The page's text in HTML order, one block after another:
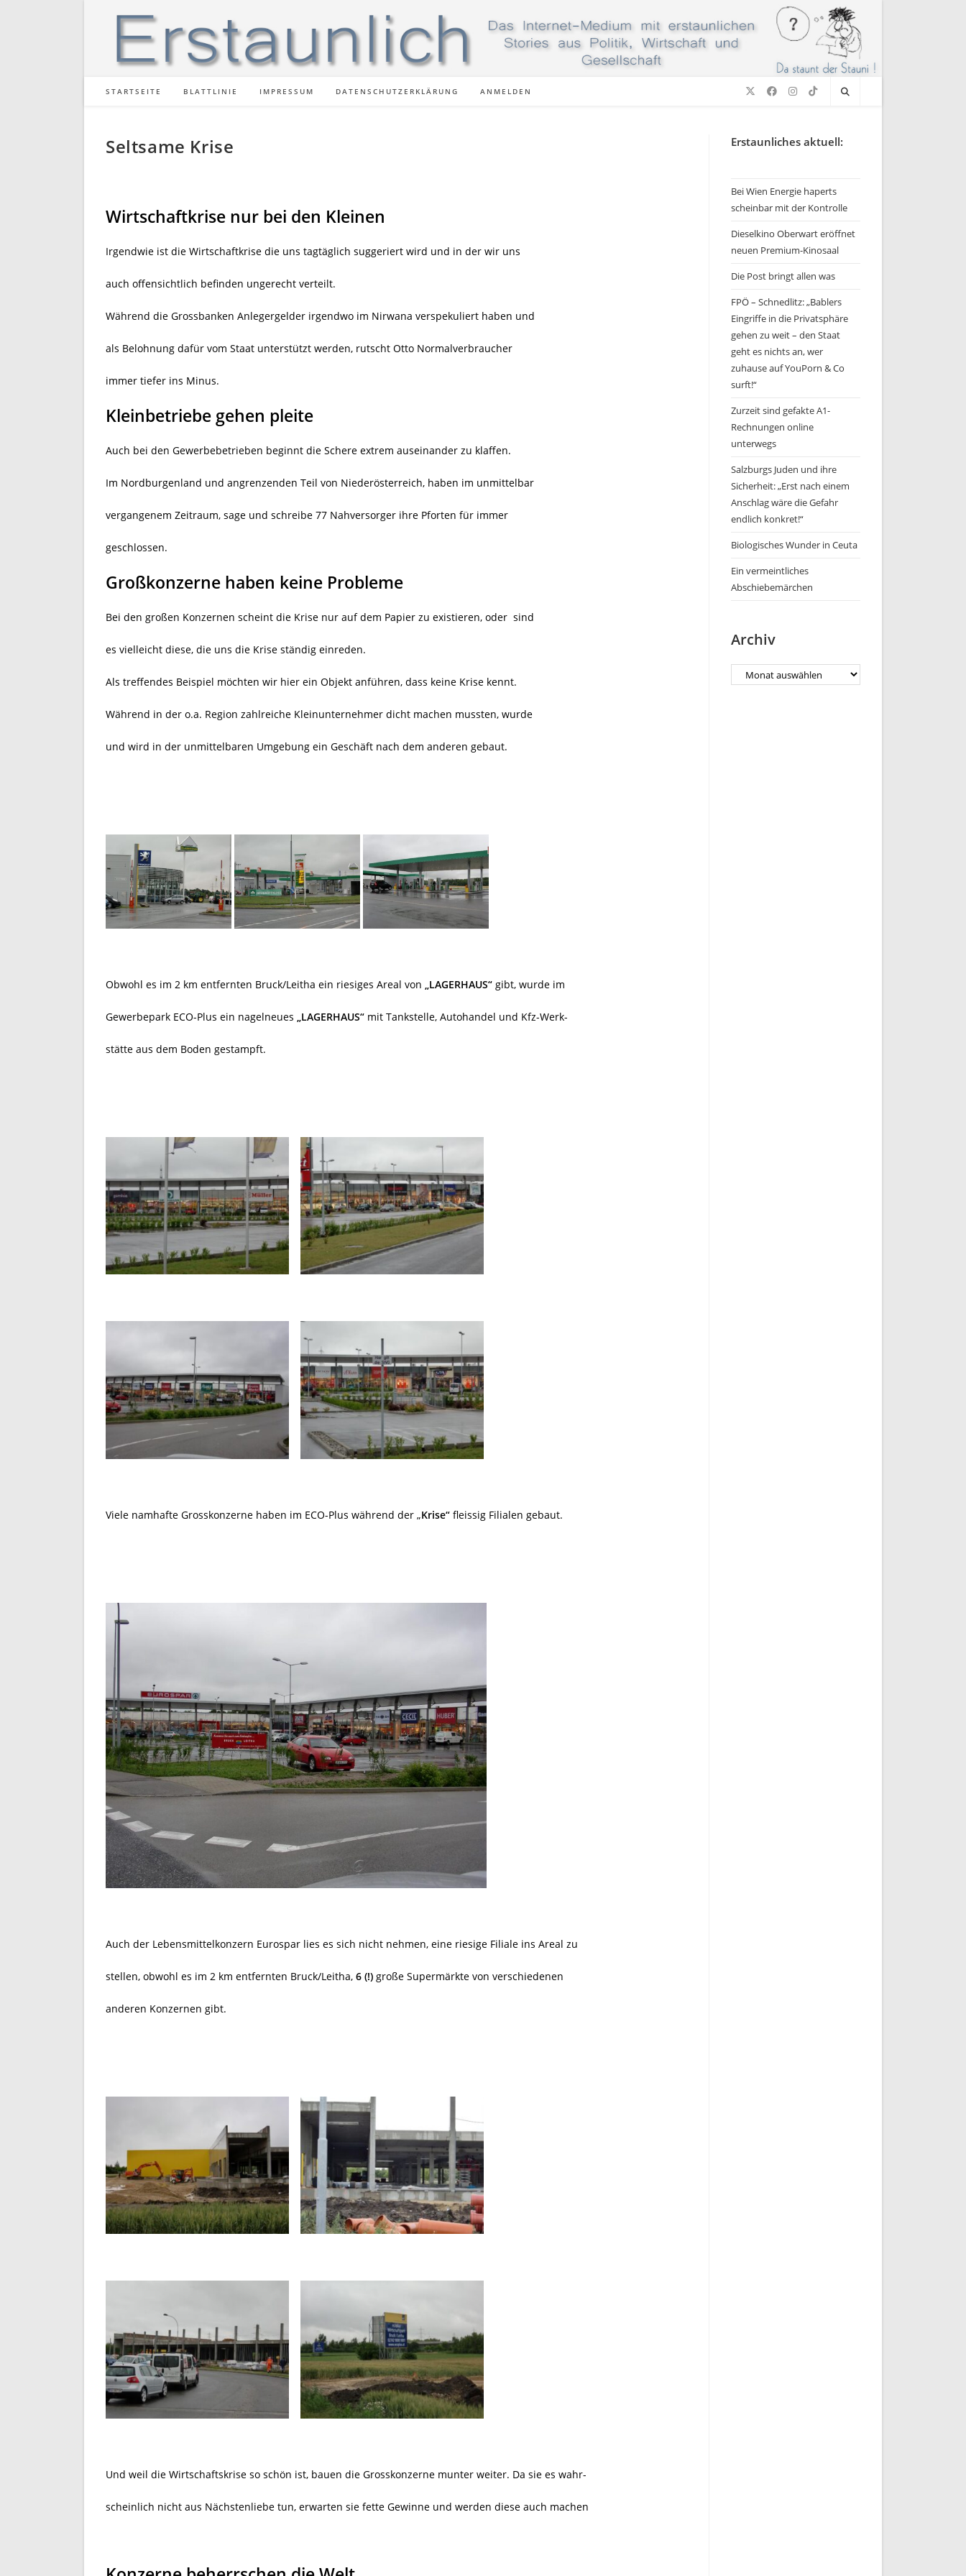
STARTSEITE BLATTLINIE IMPRESSUM DATENSCHUTZERKLÄRUNG ANMELDEN
Seltsame Krise
Wirtschaftkrise nur bei den Kleinen
Irgendwie ist die Wirtschaftkrise die uns tagtäglich suggeriert wird und in der wir uns
auch offensichtlich befinden ungerecht verteilt.
Während die Grossbanken Anlegergelder irgendwo im Nirwana verspekuliert haben und
als Belohnung dafür vom Staat unterstützt werden, rutscht Otto Normalverbraucher
immer tiefer ins Minus.
Kleinbetriebe gehen pleite
Auch bei den Gewerbebetrieben beginnt die Schere extrem auseinander zu klaffen.
Im Nordburgenland und angrenzenden Teil von Niederösterreich, haben im unmittelbar
vergangenem Zeitraum, sage und schreibe 77 Nahversorger ihre Pforten für immer
geschlossen.
Großkonzerne haben keine Probleme
Bei den großen Konzernen scheint die Krise nur auf dem Papier zu existieren, oder sind
es vielleicht diese, die uns die Krise ständig einreden.
Als treffendes Beispiel möchten wir hier ein Objekt anführen, dass keine Krise kennt.
Während in der o.a. Region zahlreiche Kleinunternehmer dicht machen mussten, wurde
und wird in der unmittelbaren Umgebung ein Geschäft nach dem anderen gebaut.
Obwohl es im 2 km entfernten Bruck/Leitha ein riesiges Areal von „LAGERHAUS“ gibt, wurde im
Gewerbepark ECO-Plus ein nagelneues „LAGERHAUS“ mit Tankstelle, Autohandel und Kfz-Werk-
stätte aus dem Boden gestampft.
Viele namhafte Grosskonzerne haben im ECO-Plus während der „Krise“ fleissig Filialen gebaut.
Auch der Lebensmittelkonzern Eurospar lies es sich nicht nehmen, eine riesige Filiale ins Areal zu
stellen, obwohl es im 2 km entfernten Bruck/Leitha, 6 (!) große Supermärkte von verschiedenen
anderen Konzernen gibt.
Und weil die Wirtschaftskrise so schön ist, bauen die Grosskonzerne munter weiter. Da sie es wahr-
scheinlich nicht aus Nächstenliebe tun, erwarten sie fette Gewinne und werden diese auch machen
Erstaunliches aktuell:
Bei Wien Energie haperts
scheinbar mit der Kontrolle
Dieselkino Oberwart eröffnet
neuen Premium-Kinosaal
Die Post bringt allen was
FPÖ – Schnedlitz: „Bablers
Eingriffe in die Privatsphäre
gehen zu weit – den Staat
geht es nichts an, wer
zuhause auf YouPorn & Co
surft!“
Zurzeit sind gefakte A1-
Rechnungen online
unterwegs
Salzburgs Juden und ihre
Sicherheit: „Erst nach einem
Anschlag wäre die Gefahr
endlich konkret!“
Biologisches Wunder in Ceuta
Ein vermeintliches
Abschiebemärchen
Archiv
Archiv